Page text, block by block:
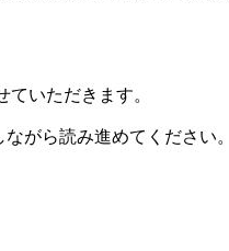
ていただきます。
がら読み進めてください。